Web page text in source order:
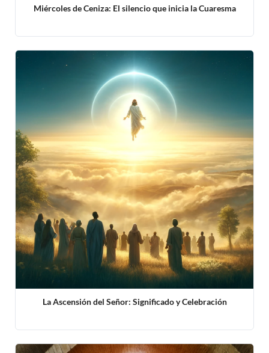
Miércoles de Ceniza: El silencio que inicia la Cuaresma
La Ascensión del Señor: Significado y Celebración